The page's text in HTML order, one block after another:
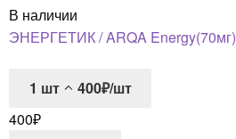
В наличии
ЭНЕРГЕТИК / ARQA Energy(70мг)
1 шт
400₽/шт
400₽